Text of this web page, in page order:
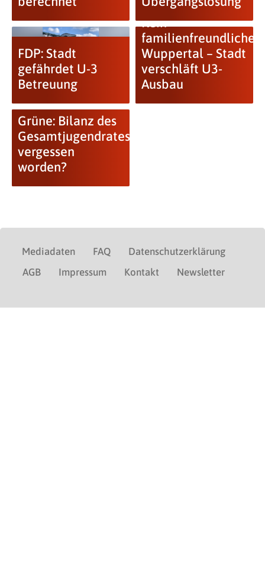
FDP: Stadt
gefährdet U-3
Betreuung
Kein
familienfreundliches
Wuppertal – Stadt
verschläft U3-
Ausbau
Grüne: Bilanz des
Gesamtjugendrates
vergessen
worden?
Mediadaten FAQ
Datenschutzerklärung
AGB
Impressum Kontakt Newsletter